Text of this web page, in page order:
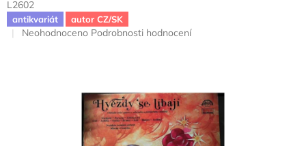
L2602
antikvariát autor CZ/SK
Průměrné
Neohodnoceno Podrobnosti hodnocení